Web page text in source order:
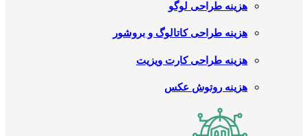
هزینه طراحی لوگو
هزینه طراحی کاتالوگ و بروشور
هزینه طراحی کارت ویزیت
هزینه روتوش عکس